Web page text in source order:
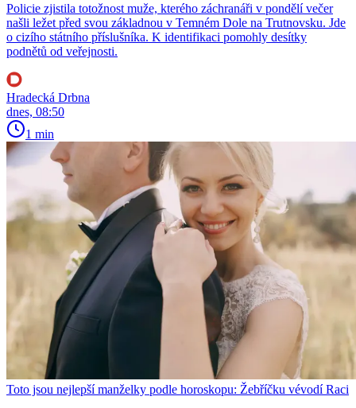
Policie zjistila totožnost muže, kterého záchranáři v pondělí večer
našli ležet před svou základnou v Temném Dole na Trutnovsku. Jde
o cizího státního příslušníka. K identifikaci pomohly desítky
podnětů od veřejnosti.
Hradecká Drbna
dnes, 08:50
1 min
Toto jsou nejlepší manželky podle horoskopu: Žebříčku vévodí Raci